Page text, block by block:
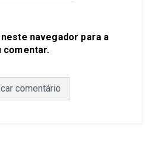
navegador para a
comentar.